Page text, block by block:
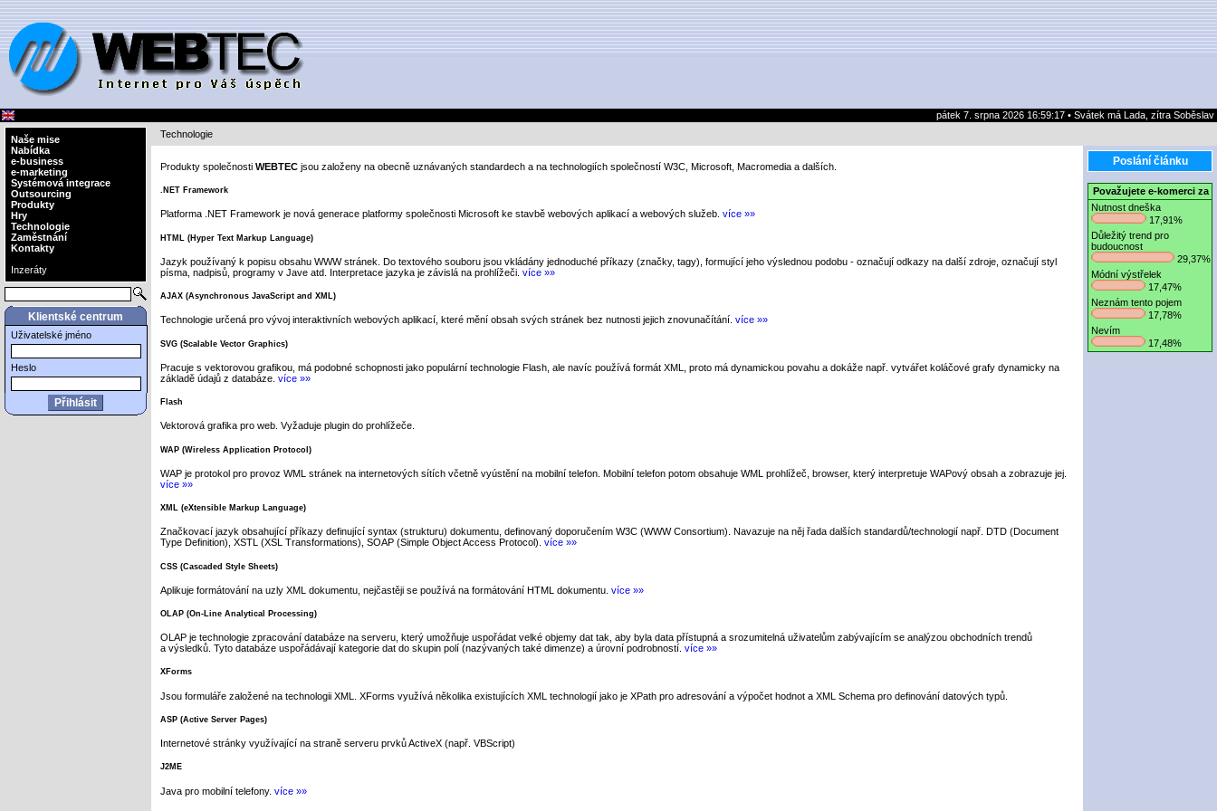
pátek 7. srpna 2026 16:59:17 • Svátek má Lada, zítra Soběslav
Naše mise
Nabídka
e-business
e-marketing
Systémová integrace
Outsourcing
Produkty
Hry
Technologie
Zaměstnání
Kontakty
Inzeráty
Klientské centrum
Uživatelské jméno
Heslo
Technologie
Produkty společnosti WEBTEC jsou založeny na obecně uznávaných standardech a na technologiích společností W3C, Microsoft, Macromedia a dalších.
.NET Framework
Platforma .NET Framework je nová generace platformy společnosti Microsoft ke stavbě webových aplikací a webových služeb. více »»
HTML (Hyper Text Markup Language)
Jazyk používaný k popisu obsahu WWW stránek. Do textového souboru jsou vkládány jednoduché příkazy (značky, tagy), formující jeho výslednou podobu - označují odkazy na další zdroje, označují styl
písma, nadpisů, programy v Jave atd. Interpretace jazyka je závislá na prohlížeči. více »»
AJAX (Asynchronous JavaScript and XML)
Technologie určená pro vývoj interaktivních webových aplikací, které mění obsah svých stránek bez nutnosti jejich znovunačítání. více »»
SVG (Scalable Vector Graphics)
Pracuje s vektorovou grafikou, má podobné schopnosti jako populární technologie Flash, ale navíc používá formát XML, proto má dynamickou povahu a dokáže např. vytvářet koláčové grafy dynamicky na
základě údajů z databáze. více »»
Flash
Vektorová grafika pro web. Vyžaduje plugin do prohlížeče.
WAP (Wireless Application Protocol)
WAP je protokol pro provoz WML stránek na internetových sítích včetně vyústění na mobilní telefon. Mobilní telefon potom obsahuje WML prohlížeč, browser, který interpretuje WAPový obsah a zobrazuje jej.
více »»
XML (eXtensible Markup Language)
Značkovací jazyk obsahující příkazy definující syntax (strukturu) dokumentu, definovaný doporučením W3C (WWW Consortium). Navazuje na něj řada dalších standardů/technologií např. DTD (Document
Type Definition), XSTL (XSL Transformations), SOAP (Simple Object Access Protocol). více »»
CSS (Cascaded Style Sheets)
Aplikuje formátování na uzly XML dokumentu, nejčastěji se používá na formátování HTML dokumentu. více »»
OLAP (On-Line Analytical Processing)
OLAP je technologie zpracování databáze na serveru, který umožňuje uspořádat velké objemy dat tak, aby byla data přístupná a srozumitelná uživatelům zabývajícím se analýzou obchodních trendů
a výsledků. Tyto databáze uspořádávají kategorie dat do skupin polí (nazývaných také dimenze) a úrovní podrobností. více »»
XForms
Jsou formuláře založené na technologii XML. XForms využívá několika existujících XML technologií jako je XPath pro adresování a výpočet hodnot a XML Schema pro definování datových typů.
ASP (Active Server Pages)
Internetové stránky využívající na straně serveru prvků ActiveX (např. VBScript)
J2ME
Java pro mobilní telefony. více »»
Poslání článku
Považujete e-komerci za
Nutnost dneška
17,91%
Důležitý trend pro
budoucnost
29,37%
Módní výstřelek
17,47%
Neznám tento pojem
17,78%
Nevím
17,48%